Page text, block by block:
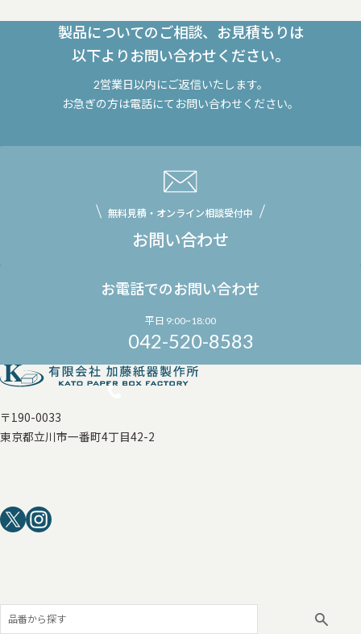
製品についてのご相談、お見積もりは
以下よりお問い合わせください。
2営業日以内にご返信いたします。
お急ぎの方は電話にてお問い合わせください。
無料見積・オンライン相談受付中
お問い合わせ
お電話でのお問い合わせ
平日 9:00~18:00
042-520-8583
〒190-0033
東京都立川市一番町4丁目42-2